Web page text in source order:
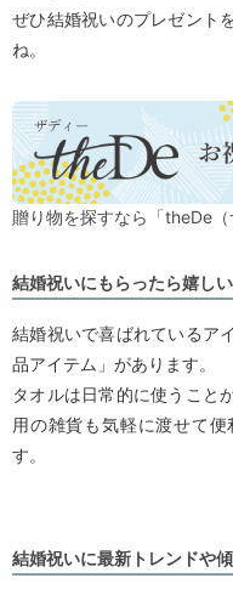
ぜひ結婚祝いのプレゼント
ね。
贈り物を探すなら「theDe（
結婚祝いにもらったら嬉し
結婚祝いで喜ばれているア
品アイテム」があります。
タオルは日常的に使うこと
用の雑貨も気軽に渡せて
す。
結婚祝いに最新トレンドや